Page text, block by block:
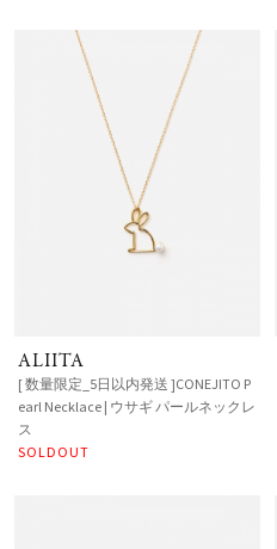
ALIITA
[ 数量限定_5日以内発送 ]CONEJITO P
earl Necklace | ウサギ パールネックレ
ス
SOLDOUT